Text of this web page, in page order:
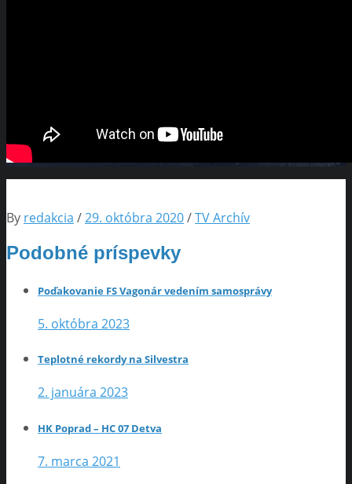
By redakcia /29. októbra 2020/TV Archív
Podobné príspevky
Poďakovanie FS Vagonár vedením samosprávy
5. októbra 2023
Teplotné rekordy na Silvestra
2. januára 2023
HK Poprad – HC 07 Detva
7. marca 2021